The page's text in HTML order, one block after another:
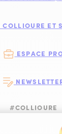
COLLIOURE ET
ESPACE
#COLLIOURE